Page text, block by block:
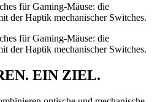
für Gaming-Mäuse: die
der Haptik mechanischer Switches.
für Gaming-Mäuse: die
der Haptik mechanischer Switches.
EIN ZIEL.